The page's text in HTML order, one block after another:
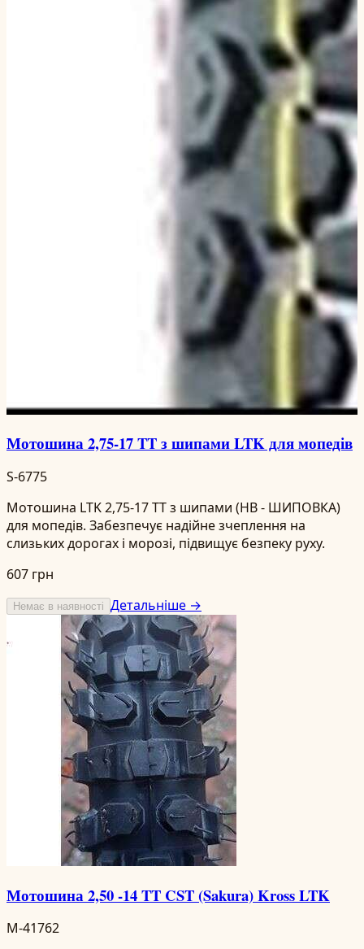
Мотошина 2,75-17 TT з шипами LTK для мопедів
S-6775
Мотошина LTK 2,75-17 TT з шипами (НВ - ШИПОВКА)
для мопедів. Забезпечує надійне зчеплення на
слизьких дорогах і морозі, підвищує безпеку руху.
607 грн
Немає в наявності Детальніше →
Мотошина 2,50 -14 TT CST (Sakura) Kross LTK
M-41762